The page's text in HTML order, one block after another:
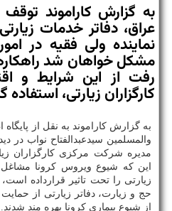
به گزارش كاراموند توقف
عراق، دفاتر خدمات
نماینده ولی فقیه در
مشكل خواهان شد
رفت از این شرایط و
كارگزاران زیارتی، استفاده
به گزارش کاراموند به نقل از
والمسلمین سیدعبدالفتاح نواب در
مدیره شرکت مرکزی کارگزاران
این که شیوع ویروس کرونا
زیارتی را تحت تاثیر قرارداده
حج و زیارت، دفاتر زیارتی از
از شیوع بیماری کرونا بهره مند شدند.